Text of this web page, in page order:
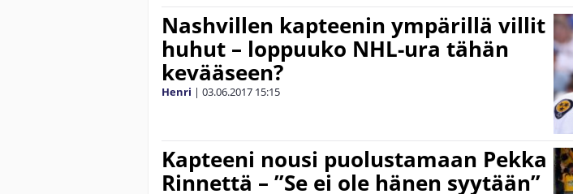
Nashvillen kapteenin ympärillä villit
huhut – loppuuko NHL-ura tähän
kevääseen?
Henri | 03.06.2017 15:15
Kapteeni nousi puolustamaan Pekka
Rinnettä – ”Se ei ole hänen syytään”